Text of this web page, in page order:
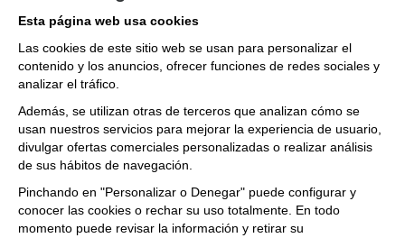
Manuel de Castro, 40 - 36210 - Vigo (Pontevedra)
986 24 25 91·operaprima@vigomusica.com
Sobre nosotros
: Dónde estamos
: Quienes somos
Esta página web usa cookies
Las cookies de este sitio web se usan para personalizar el
contenido y los anuncios, ofrecer funciones de redes sociales y
analizar el tráfico.
Además, se utilizan otras de terceros que analizan cómo se
usan nuestros servicios para mejorar la experiencia de usuario,
divulgar ofertas comerciales personalizadas o realizar análisis
de sus hábitos de navegación.
Pinchando en "Personalizar o Denegar" puede configurar y
conocer las cookies o rechar su uso totalmente. En todo
momento puede revisar la información y retirar su